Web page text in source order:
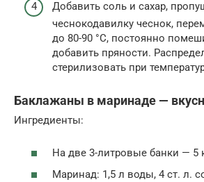
Добавить соль и сахар,
чеснокодавилку чеснок,
до 80-90 °С, постоянно
добавить пряности.
стерилизовать при
Баклажаны в маринаде —
Ингредиенты:
На две 3-литровые банки — 5
Маринад: 1,5 л воды, 4 ст. л.